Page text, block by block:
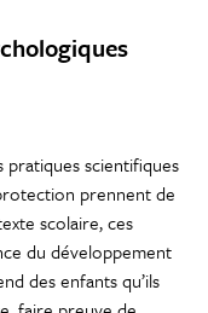
pratiques scientifiques
prennent de
scolaire, ces
du développement
des enfants qu’ils